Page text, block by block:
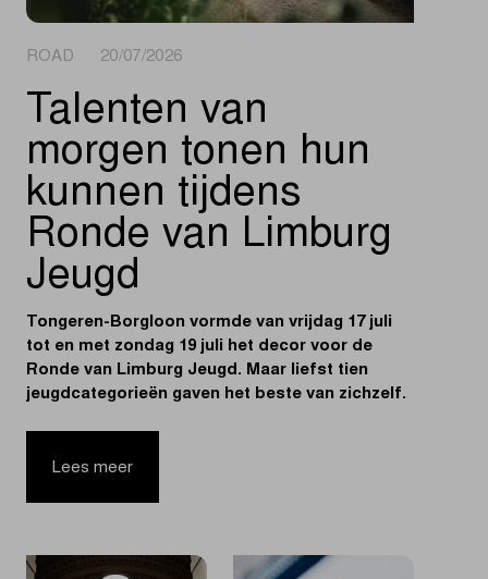
ROAD 20/07/2026
Talenten van
morgen tonen hun
kunnen tijdens
Ronde van Limburg
Jeugd
Tongeren-Borgloon vormde van vrijdag 17 juli
tot en met zondag 19 juli het decor voor de
Ronde van Limburg Jeugd. Maar liefst tien
jeugdcategorieën gaven het beste van zichzelf.
Lees meer